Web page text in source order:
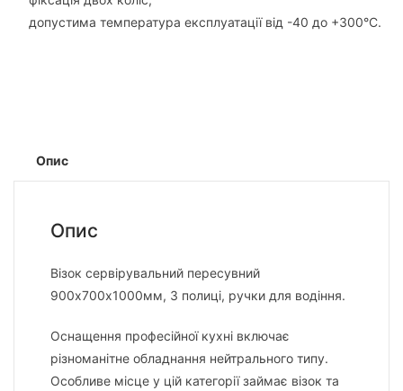
допустима температура експлуатації від -40 до +300°С.
Опис
Опис
Візок сервірувальний пересувний
900х700х1000мм, 3 полиці, ручки для водіння.
Оснащення професійної кухні включає
різноманітне обладнання нейтрального типу.
Особливе місце у цій категорії займає візок та